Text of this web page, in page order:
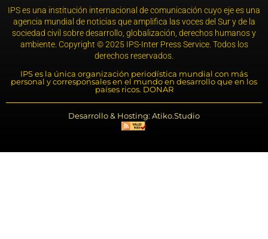
IPS es una institución internacional de comunicación cuyo eje es una
agencia mundial de noticias que amplifica las voces del Sur y de la
sociedad civil sobre desarrollo, globalización, derechos humanos y
ambiente. Copyright © 2025 IPS-Inter Press Service. Todos los
derechos reservados.
IPS es la única organización periodística mundial con más
personal y corresponsales en el mundo en desarrollo que en los
países ricos. DONAR
Desarrollo & Hosting: Atiko.Studio